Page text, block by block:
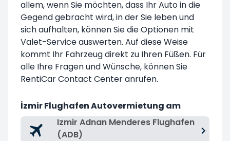
allem, wenn Sie möchten, dass Ihr Auto in die
Gegend gebracht wird, in der Sie leben und
sich aufhalten, können Sie die Optionen mit
Valet-Service auswerten. Auf diese Weise
kommt Ihr Fahrzeug direkt zu Ihren Füßen. Für
alle Ihre Fragen und Wünsche, können Sie
RentiCar Contact Centeranrufen.
İzmir Flughafen Autovermietung am
Izmir Adnan Menderes Flughafen
(ADB)